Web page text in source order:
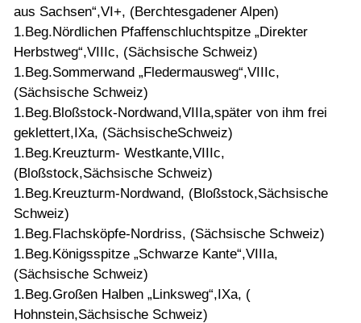
aus Sachsen“,VI+, (Berchtesgadener Alpen)
1.Beg.Nördlichen Pfaffenschluchtspitze „Direkter
Herbstweg“,VIIIc, (Sächsische Schweiz)
1.Beg.Sommerwand „Fledermausweg“,VIIIc,
(Sächsische Schweiz)
1.Beg.Bloßstock-Nordwand,VIIIa,später von ihm frei
geklettert,IXa, (SächsischeSchweiz)
1.Beg.Kreuzturm- Westkante,VIIIc,
(Bloßstock,Sächsische Schweiz)
1.Beg.Kreuzturm-Nordwand, (Bloßstock,Sächsische
Schweiz)
1.Beg.Flachsköpfe-Nordriss, (Sächsische Schweiz)
1.Beg.Königsspitze „Schwarze Kante“,VIIIa,
(Sächsische Schweiz)
1.Beg.Großen Halben „Linksweg“,IXa, (
Hohnstein,Sächsische Schweiz)